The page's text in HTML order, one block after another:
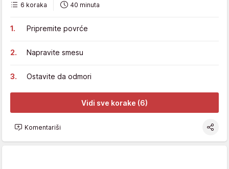
6 koraka 40 minuta
Pripremite povrće
Napravite smesu
Ostavite da odmori
Vidi sve korake (6)
Komentariši